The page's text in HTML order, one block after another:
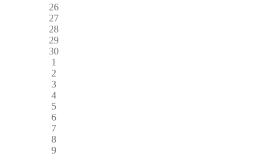
26
27
28
29
30
1
2
3
4
5
6
7
8
9